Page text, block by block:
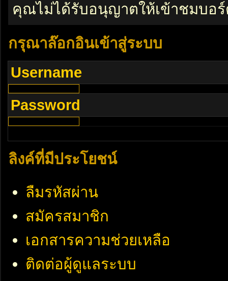
คุณไม่ได้รับอนุญาตให้เข้าชมบอ
กรุณาล๊อกอินเข้าสู่ระบบ
Username
Password
ลิงค์ที่มีประโยชน์
ลืมรหัสผ่าน
สมัครสมาชิก
เอกสารความช่วยเหลือ
ติดต่อผู้ดูแลระบบ